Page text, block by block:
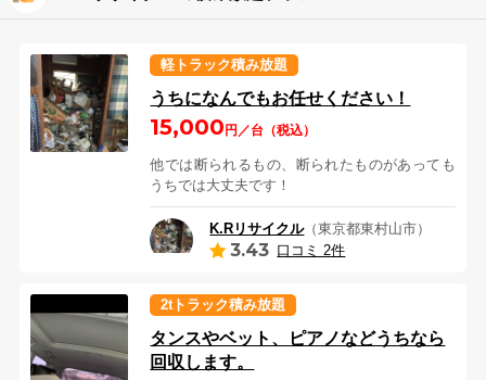
軽トラック積み放題
うちになんでもお任せください！
15,000円／台（税込）
他では断られるもの、断られたものがあっても
うちでは大丈夫です！
K.Rリサイクル（東京都東村山市）
3.43 口コミ 2件
2tトラック積み放題
タンスやベット、ピアノなどうちなら
回収します。